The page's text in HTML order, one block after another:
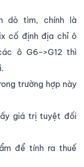
dò tìm, chính là
cố định địa chỉ ô
ô G6->G12 thì
trường hợp này
giá trị tuyệt đối
để tính ra thuế